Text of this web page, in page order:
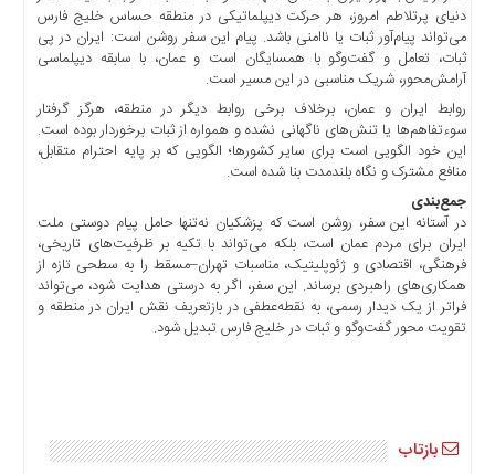
اخبار
بین
المللی
اخبار
اقتصادی
اخبار
جدید
اخبار
حوادث
اخبار
سیاسی
اخبار
فرهنگی
نمونه
دنیای پرتلاطم امروز، هر حرکت دیپلماتیکی در منطقه حساس خلیج فارس
می‌تواند پیام‌آور ثبات یا ناامنی باشد. پیام این سفر روشن است: ایران در پی
ثبات، تعامل و گفت‌وگو با همسایگان است و عمان، با سابقه دیپلماسی
آرامش‌محور، شریک مناسبی در این مسیر است.
روابط ایران و عمان، برخلاف برخی روابط دیگر در منطقه، هرگز گرفتار
سوءتفاهم‌ها یا تنش‌های ناگهانی نشده و همواره از ثبات برخوردار بوده است.
این خود الگویی است برای سایر کشورها؛ الگویی که بر پایه احترام متقابل،
منافع مشترک و نگاه بلندمدت بنا شده است.
جمع‌بندی
در آستانه این سفر، روشن است که پزشکیان نه‌تنها حامل پیام دوستی ملت
ایران برای مردم عمان است، بلکه می‌تواند با تکیه بر ظرفیت‌های تاریخی،
فرهنگی، اقتصادی و ژئوپلیتیک، مناسبات تهران–مسقط را به سطحی تازه از
همکاری‌های راهبردی برساند. این سفر، اگر به درستی هدایت شود، می‌تواند
فراتر از یک دیدار رسمی، به نقطه‌عطفی در بازتعریف نقش ایران در منطقه و
تقویت محور گفت‌وگو و ثبات در خلیج فارس تبدیل شود.
بازتاب